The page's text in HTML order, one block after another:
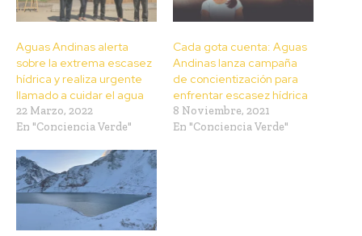
Aguas Andinas alerta
sobre la extrema escasez
hídrica y realiza urgente
llamado a cuidar el agua
22 Marzo, 2022
En "Conciencia Verde"
Cada gota cuenta: Aguas
Andinas lanza campaña
de concientización para
enfrentar escasez hídrica
8 Noviembre, 2021
En "Conciencia Verde"